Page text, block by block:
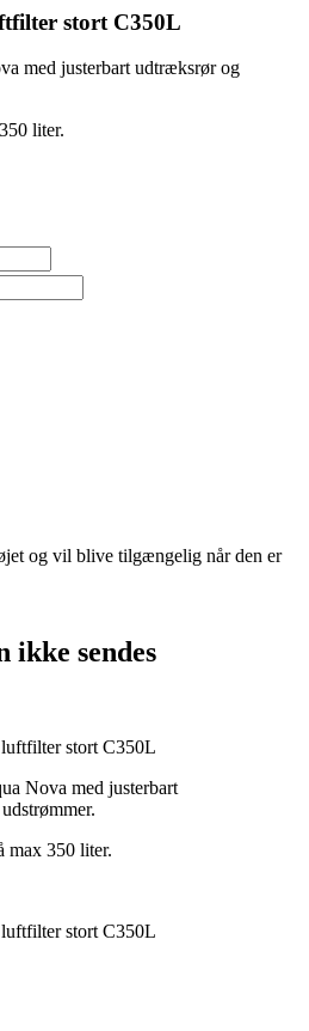
stort C350L
med justerbart udtræksrør og
liter.
og vil blive tilgængelig når den er
ikke sendes
Nova med justerbart
max 350 liter.